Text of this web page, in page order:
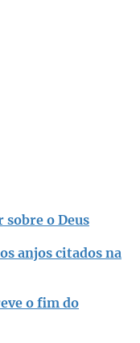
sobre o Deus
anjos citados na
o fim do